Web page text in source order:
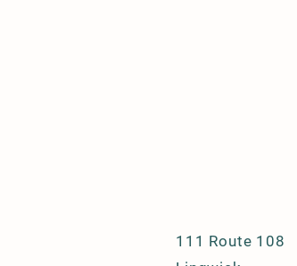
111 Route 108